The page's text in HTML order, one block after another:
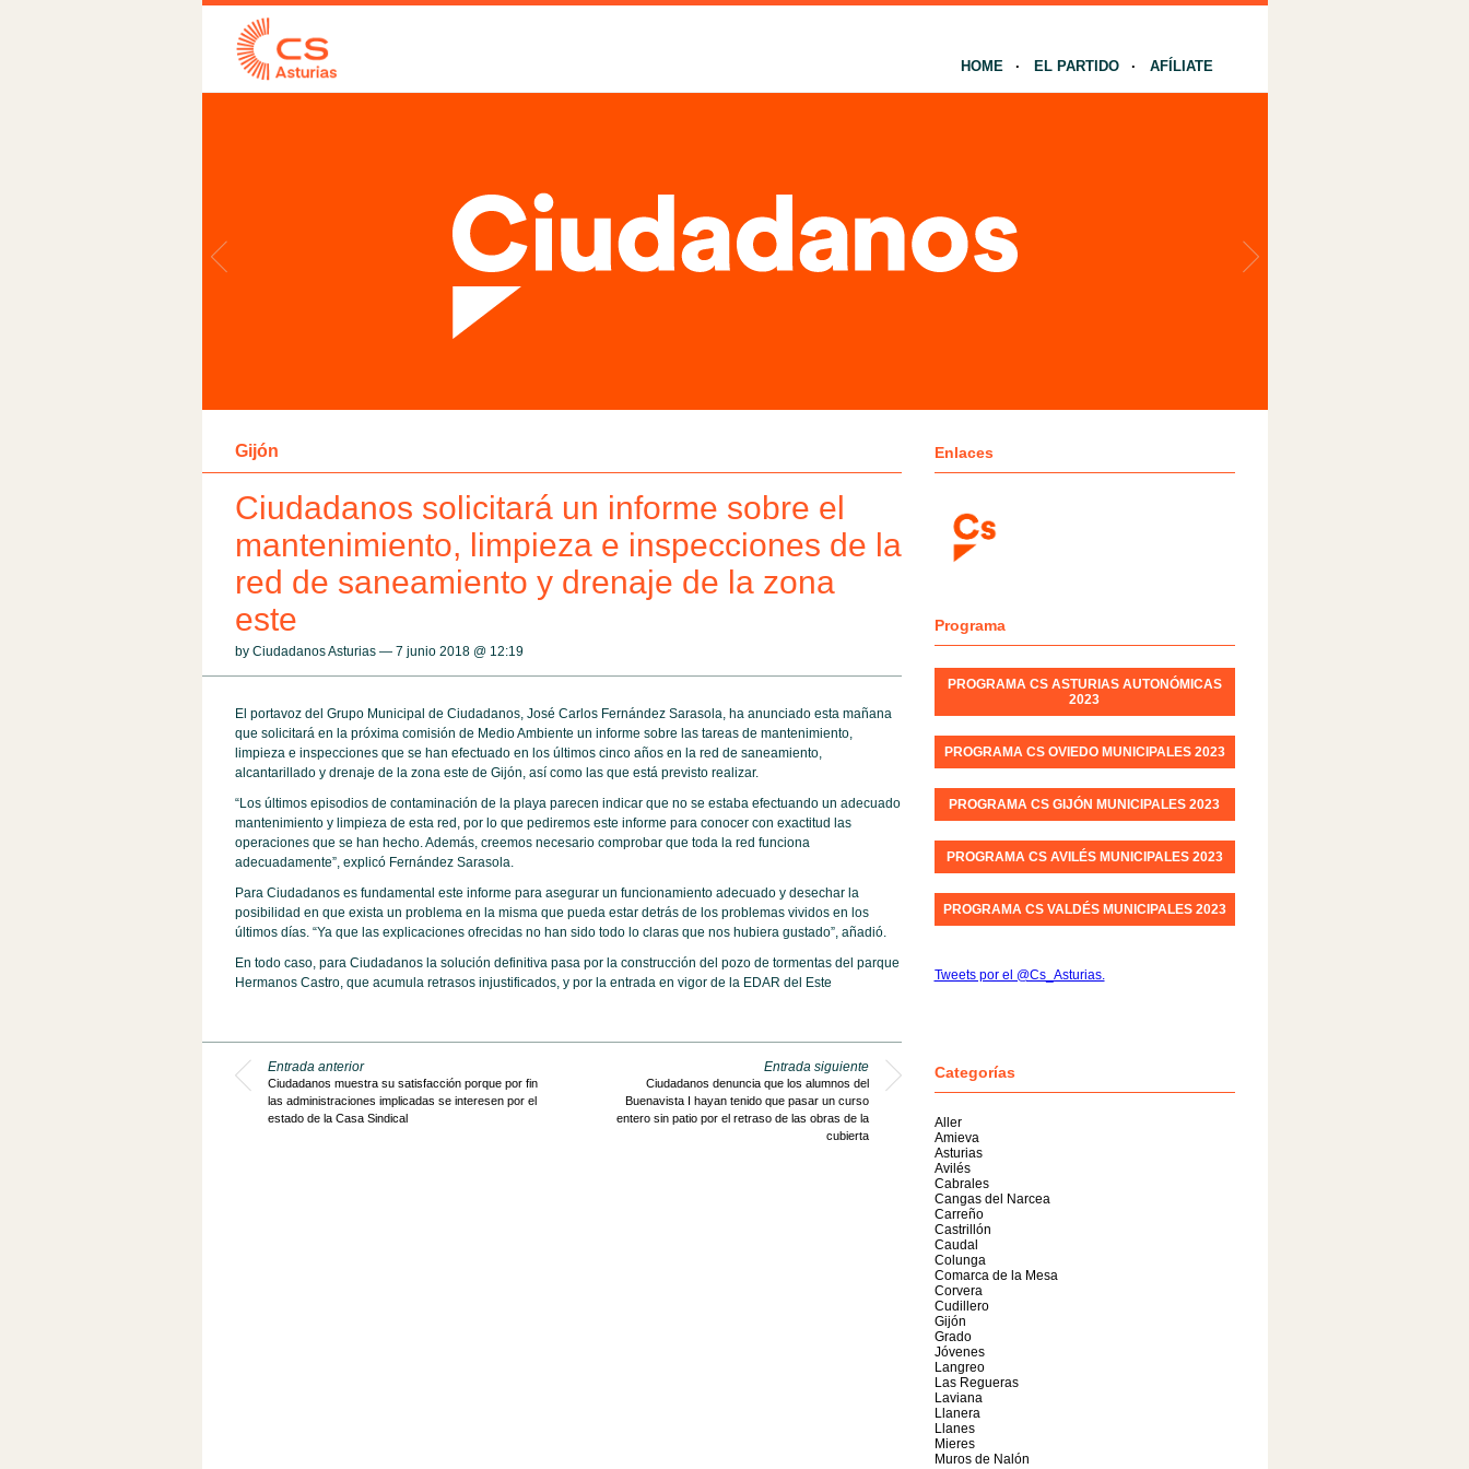
HOME EL PARTIDO AFÍLIATE
Gijón
Ciudadanos solicitará un informe sobre el
mantenimiento, limpieza e inspecciones de la
red de saneamiento y drenaje de la zona
este
by Ciudadanos Asturias — 7 junio 2018 @ 12:19
El portavoz del Grupo Municipal de Ciudadanos, José Carlos Fernández Sarasola, ha anunciado esta mañana
que solicitará en la próxima comisión de Medio Ambiente un informe sobre las tareas de mantenimiento,
limpieza e inspecciones que se han efectuado en los últimos cinco años en la red de saneamiento,
alcantarillado y drenaje de la zona este de Gijón, así como las que está previsto realizar.
“Los últimos episodios de contaminación de la playa parecen indicar que no se estaba efectuando un adecuado
mantenimiento y limpieza de esta red, por lo que pediremos este informe para conocer con exactitud las
operaciones que se han hecho. Además, creemos necesario comprobar que toda la red funciona
adecuadamente”, explicó Fernández Sarasola.
Para Ciudadanos es fundamental este informe para asegurar un funcionamiento adecuado y desechar la
posibilidad en que exista un problema en la misma que pueda estar detrás de los problemas vividos en los
últimos días. “Ya que las explicaciones ofrecidas no han sido todo lo claras que nos hubiera gustado”, añadió.
En todo caso, para Ciudadanos la solución definitiva pasa por la construcción del pozo de tormentas del parque
Hermanos Castro, que acumula retrasos injustificados, y por la entrada en vigor de la EDAR del Este
Entrada anterior
Ciudadanos muestra su satisfacción porque por fin
las administraciones implicadas se interesen por el
estado de la Casa Sindical
Entrada siguiente
Ciudadanos denuncia que los alumnos del
Buenavista I hayan tenido que pasar un curso
entero sin patio por el retraso de las obras de la
cubierta
Enlaces
Programa
PROGRAMA CS ASTURIAS AUTONÓMICAS
2023
PROGRAMA CS OVIEDO MUNICIPALES 2023
PROGRAMA CS GIJÓN MUNICIPALES 2023
PROGRAMA CS AVILÉS MUNICIPALES 2023
PROGRAMA CS VALDÉS MUNICIPALES 2023
Tweets por el @Cs_Asturias.
Categorías
Aller
Amieva
Asturias
Avilés
Cabrales
Cangas del Narcea
Carreño
Castrillón
Caudal
Colunga
Comarca de la Mesa
Corvera
Cudillero
Gijón
Grado
Jóvenes
Langreo
Las Regueras
Laviana
Llanera
Llanes
Mieres
Muros de Nalón